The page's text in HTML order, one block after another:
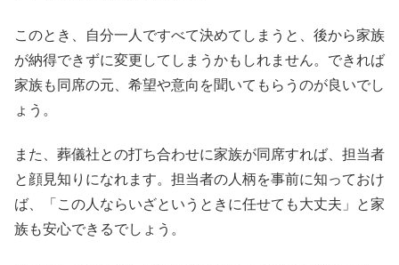
このとき、自分一人ですべて決めてしまうと、後から家族
が納得できずに変更してしまうかもしれません。できれば
家族も同席の元、希望や意向を聞いてもらうのが良いでし
ょう。
また、葬儀社との打ち合わせに家族が同席すれば、担当者
と顔見知りになれます。担当者の人柄を事前に知っておけ
ば、「この人ならいざというときに任せても大丈夫」と家
族も安心できるでしょう。